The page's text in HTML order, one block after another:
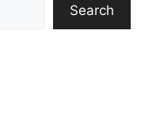
Search